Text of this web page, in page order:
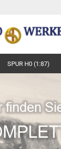
SPUR H0 (1:87)